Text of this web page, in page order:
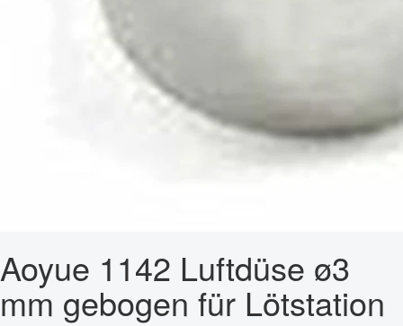
Aoyue 1142 Luftdüse ø3
mm gebogen für Lötstation